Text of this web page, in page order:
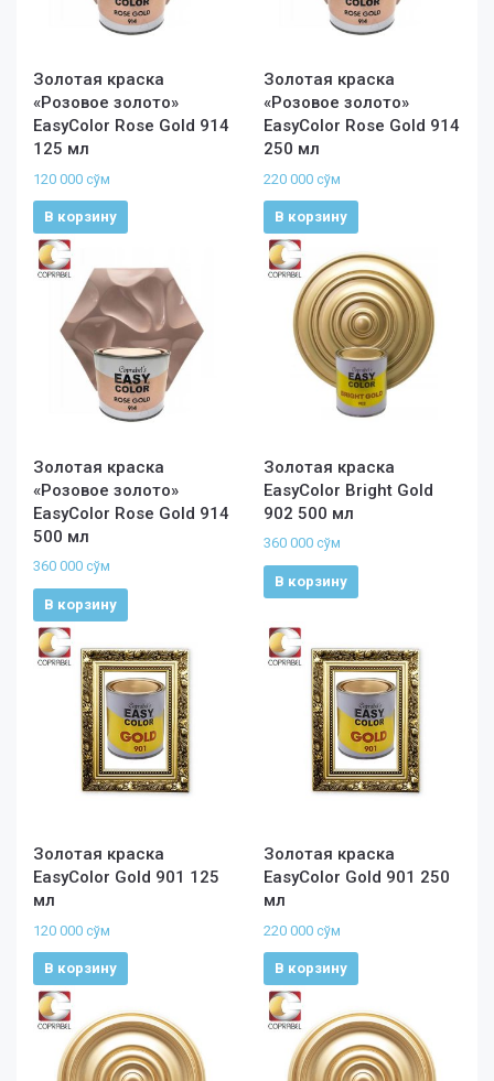
Золотая краска
«Розовое золото»
EasyColor Rose Gold 914
125 мл
120 000 сўм
В корзину
Золотая краска
«Розовое золото»
EasyColor Rose Gold 914
250 мл
220 000 сўм
В корзину
Золотая краска
«Розовое золото»
EasyColor Rose Gold 914
500 мл
360 000 сўм
В корзину
Золотая краска
EasyColor Bright Gold
902 500 мл
360 000 сўм
В корзину
Золотая краска
EasyColor Gold 901 125
мл
120 000 сўм
В корзину
Золотая краска
EasyColor Gold 901 250
мл
220 000 сўм
В корзину